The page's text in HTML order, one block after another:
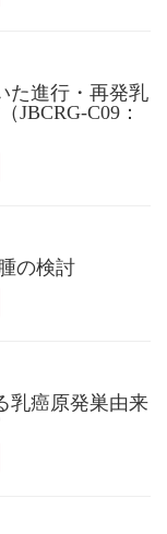
た進行・再発乳
JBCRG-C09：
の検討
乳癌原発巣由来